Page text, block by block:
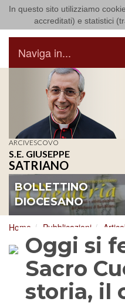
In questo sito utilizziamo
accreditati) e statistici
Arcidiocesi
Naviga in...
ARCIVESCOVO
S.E. GIUSEPPE
SATRIANO
BOLLETTINO
DIOCESANO
Home Pubblicazioni
Oggi si
Sacro
storia, il